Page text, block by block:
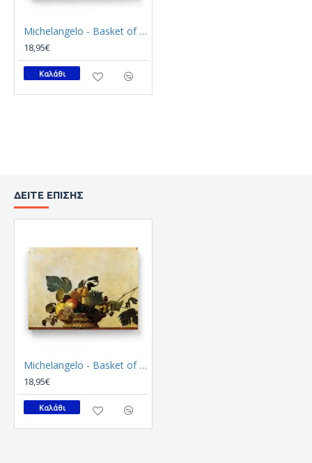
Michelangelo - Basket of fruit (Καμβάς)
18,95€
Καλάθι
ΔΕΊΤΕ ΕΠΊΣΗΣ
Michelangelo - Basket of fruit (Καμβάς)
18,95€
Καλάθι